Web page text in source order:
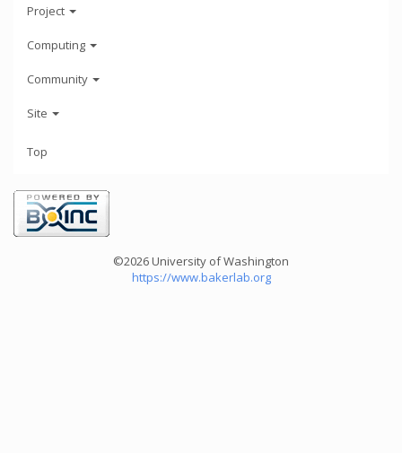
Project
Computing
Community
Site
Top
©2026 University of Washington
https://www.bakerlab.org